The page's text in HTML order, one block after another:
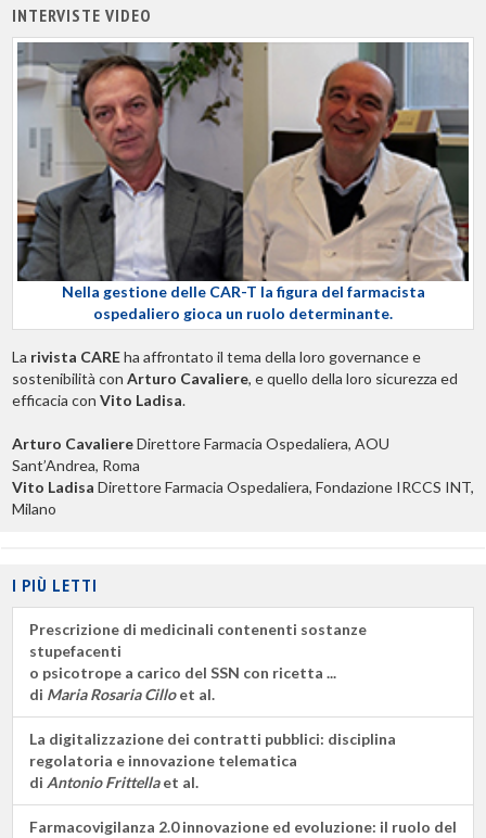
INTERVISTE VIDEO
Nella gestione delle CAR-T la figura del farmacista
ospedaliero gioca un ruolo determinante.
La rivista CAREha affrontato il tema della loro governance e
sostenibilità con Arturo Cavaliere, e quello della loro sicurezza ed
efficacia con Vito Ladisa.
Arturo CavaliereDirettore Farmacia Ospedaliera, AOU
Sant’Andrea, Roma
Vito Ladisa Direttore Farmacia Ospedaliera, Fondazione IRCCS INT,
Milano
I PIÙ LETTI
Prescrizione di medicinali contenenti sostanze
stupefacenti
o psicotrope a carico del SSN con ricetta ...
di Maria Rosaria Cilloet al.
La digitalizzazione dei contratti pubblici: disciplina
regolatoria e innovazione telematica
di Antonio Frittellaet al.
Farmacovigilanza 2.0 innovazione ed evoluzione: il ruolo del